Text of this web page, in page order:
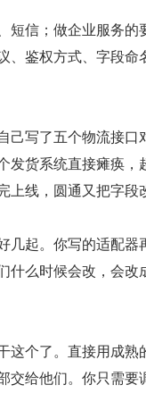
短信；做企业服务
、鉴权方式、字段命
己写了五个物流接
货系统直接瘫痪，
线，圆通又把字段
几起。你写的适配
什么时候会改，会
这个了。直接用成
交给他们。你只需